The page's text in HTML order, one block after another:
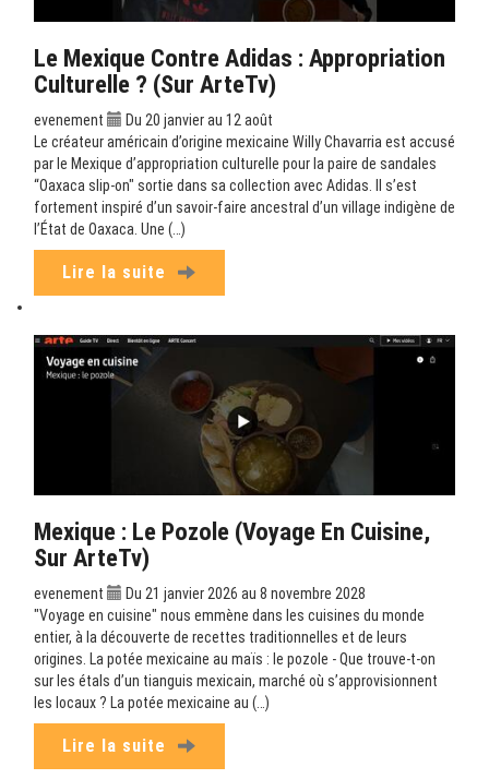
Le Mexique Contre Adidas : Appropriation
Culturelle ? (sur ArteTv)
evenement
Du 20 janvier au 12 août
Le créateur américain d’origine mexicaine Willy Chavarria est accusé
par le Mexique d’appropriation culturelle pour la paire de sandales
“Oaxaca slip-on" sortie dans sa collection avec Adidas. Il s’est
fortement inspiré d’un savoir-faire ancestral d’un village indigène de
l’État de Oaxaca. Une (…)
Lire la suite
Mexique : Le Pozole (Voyage En Cuisine,
Sur ArteTv)
evenement
Du 21 janvier 2026 au 8 novembre 2028
"Voyage en cuisine" nous emmène dans les cuisines du monde
entier, à la découverte de recettes traditionnelles et de leurs
origines. La potée mexicaine au maïs : le pozole - Que trouve-t-on
sur les étals d’un tianguis mexicain, marché où s’approvisionnent
les locaux ? La potée mexicaine au (…)
Lire la suite